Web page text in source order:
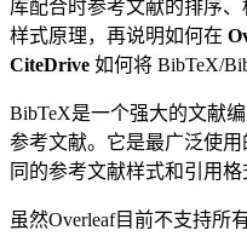
库配合时参考文献的排序
样式原理，再说明如何在
CiteDrive 如何将 BibTeX/
BibTeX是一个强大的文献
参考文献。它是最广泛使
同的参考文献样式和引用格
虽然Overleaf目前不支持所